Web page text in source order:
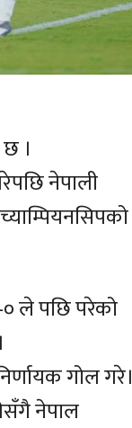
।
नेपाली
ले पछि परेको
गोल गरे।
नेपाल